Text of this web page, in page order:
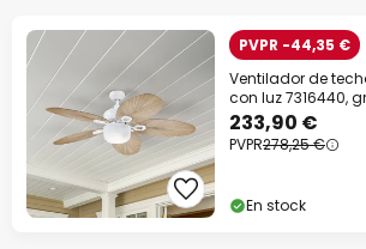
PVPR -44,35 €
Ventilador de
con luz 7316440,
233,90 €
PVPR278,25 €
En stock
-13% EXTRA.desde
en casi todo*
Código descuento: WOW
Ahorra ahora
*Marcas excluidas